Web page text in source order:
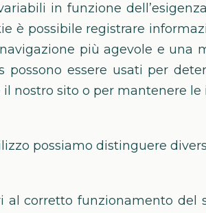
in funzione
è possibile registrare
più agevole e una
possono essere usati per
nostro sito o per mantenere le
possiamo distinguere
al corretto funzionamento del